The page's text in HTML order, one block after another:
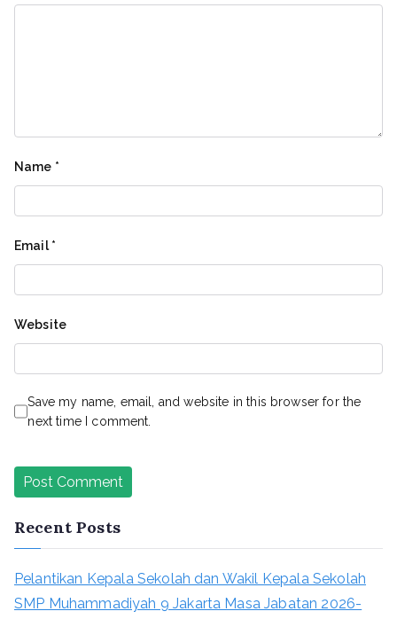
Name *
Email*
Website
Save my name, email, and website in this browser for the
next time I comment.
Recent Posts
Pelantikan Kepala Sekolah dan Wakil Kepala Sekolah
SMP Muhammadiyah 9 Jakarta Masa Jabatan 2026-